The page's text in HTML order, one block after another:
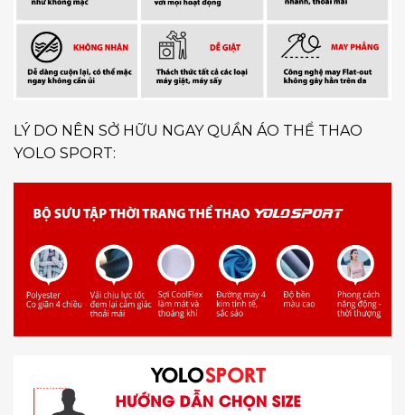
LÝ DO NÊN SỞ HỮU NGAY QUẦN ÁO THỂ THAO
YOLO SPORT: